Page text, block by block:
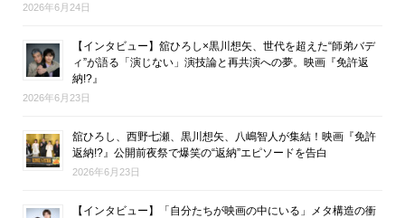
2026年6月24日
【インタビュー】舘ひろし×黒川想矢、世代を超えた“師弟バデ
ィ”が語る「演じない」演技論と再共演への夢。映画『免許返
納!?』
2026年6月23日
舘ひろし、西野七瀬、黒川想矢、八嶋智人が集結！映画『免許
返納!?』公開前夜祭で爆笑の“返納”エピソードを告白
2026年6月23日
【インタビュー】「自分たちが映画の中にいる」メタ構造の衝